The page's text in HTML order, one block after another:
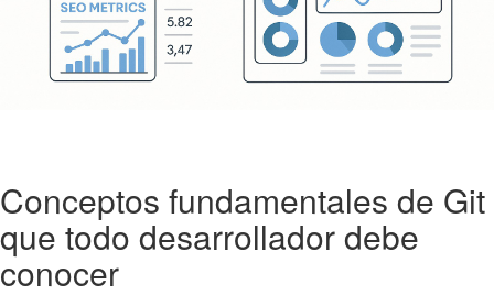
Conceptos fundamentales de Git
que todo desarrollador debe
conocer